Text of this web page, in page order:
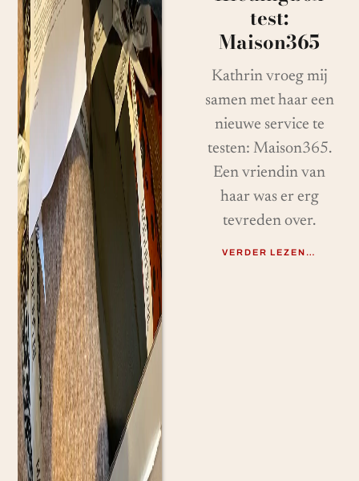
test:
Maison365
Kathrin vroeg mij
samen met haar een
nieuwe service te
testen: Maison365.
Een vriendin van
haar was er erg
tevreden over.
VERDER LEZEN…